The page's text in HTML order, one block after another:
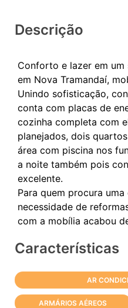
Descrição
Conforto e lazer em um
em Nova Tramandaí,
Unindo sofisticação,
conta com placas de
cozinha completa com
planejados, dois
área com piscina nos
a noite também pois
excelente.
Para quem procura
necessidade de
Características
AR
ARMÁRIOS AÉREOS